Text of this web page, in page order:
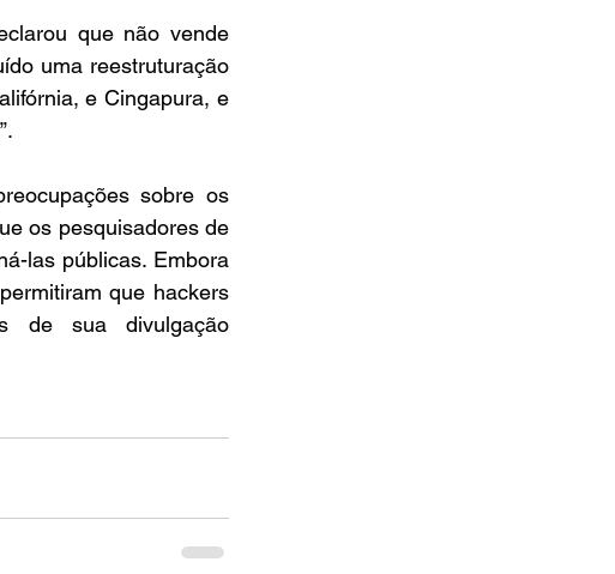
que não vende
uma reestruturação
e Cingapura, e
sobre os
os pesquisadores de
las públicas. Embora
que hackers
de sua divulgação